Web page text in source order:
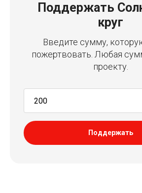
Поддержать
круг
Введите сумму,
пожертвовать. Любая
проекту.
Поддержать